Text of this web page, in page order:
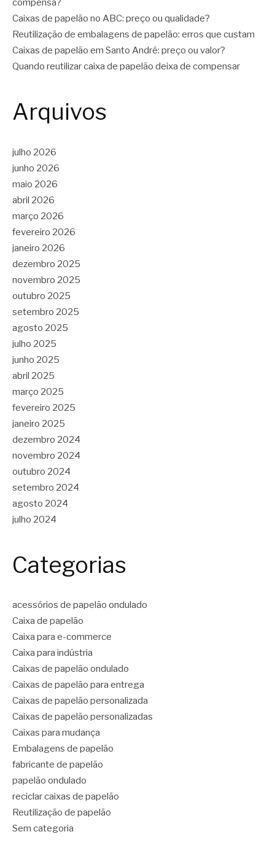
compensa?
Caixas de papelão no ABC: preço ou qualidade?
Reutilização de embalagens de papelão: erros que custam
Caixas de papelão em Santo André: preço ou valor?
Quando reutilizar caixa de papelão deixa de compensar
Arquivos
julho 2026
junho 2026
maio 2026
abril 2026
março 2026
fevereiro 2026
janeiro 2026
dezembro 2025
novembro 2025
outubro 2025
setembro 2025
agosto 2025
julho 2025
junho 2025
abril 2025
março 2025
fevereiro 2025
janeiro 2025
dezembro 2024
novembro 2024
outubro 2024
setembro 2024
agosto 2024
julho 2024
Categorias
acessórios de papelão ondulado
Caixa de papelão
Caixa para e-commerce
Caixa para indústria
Caixas de papelão ondulado
Caixas de papelão para entrega
Caixas de papelão personalizada
Caixas de papelão personalizadas
Caixas para mudança
Embalagens de papelão
fabricante de papelão
papelão ondulado
reciclar caixas de papelão
Reutilização de papelão
Sem categoria